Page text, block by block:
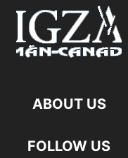
ABOUT US
FOLLOW US